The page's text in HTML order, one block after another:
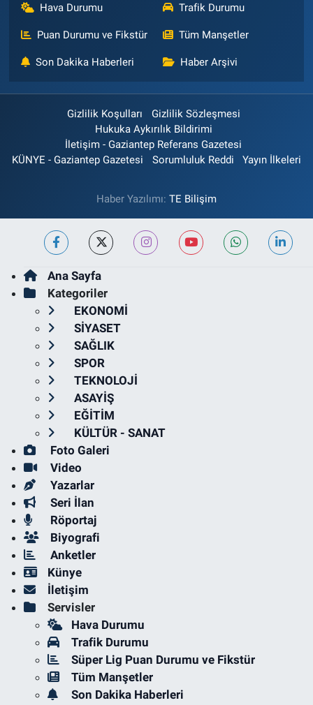
Hava Durumu Trafik Durumu
Puan Durumu ve Fikstür Tüm Manşetler
Son Dakika Haberleri Haber Arşivi
Gizlilik Koşulları
Gizlilik Sözleşmesi
Hukuka Aykırılık Bildirimi
İletişim - Gaziantep Referans Gazetesi
KÜNYE - Gaziantep Gazetesi
Sorumluluk Reddi Yayın İlkeleri
Haber Yazılımı: TE Bilişim
Ana Sayfa
Kategoriler
EKONOMİ
SİYASET
SAĞLIK
SPOR
TEKNOLOJİ
ASAYİŞ
EĞİTİM
KÜLTÜR - SANAT
Foto Galeri
Video
Yazarlar
Seri İlan
Röportaj
Biyografi
Anketler
Künye
İletişim
Servisler
Hava Durumu
Trafik Durumu
Süper Lig Puan Durumu ve Fikstür
Tüm Manşetler
Son Dakika Haberleri